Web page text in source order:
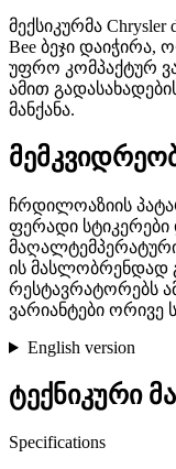
მექსიკურმა Chrysler
Bee ბეჯი
უფრო კომპაქტურ
ამით
მანქანა.
ჩრდილოაზიის
ფერადი
ის მასლობრენდად
რესტავრატორებს
ვარიანტები ორივე
English version
ტექნიკური
Specifications